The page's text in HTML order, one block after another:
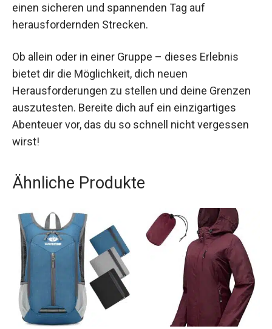
einen sicheren und spannenden Tag auf
Ob allein oder in einer Gruppe – dieses Erlebnis
bietet dir die Möglichkeit, dich neuen
Herausforderungen zu stellen und deine Grenzen
auszutesten. Bereite dich auf ein einzigartiges
Abenteuer vor, das du so schnell nicht vergessen
Ähnliche Produkte